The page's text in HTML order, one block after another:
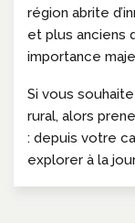
région abrite
et plus anciens
importance
Si vous
rural, alors
: depuis votre
explorer à la